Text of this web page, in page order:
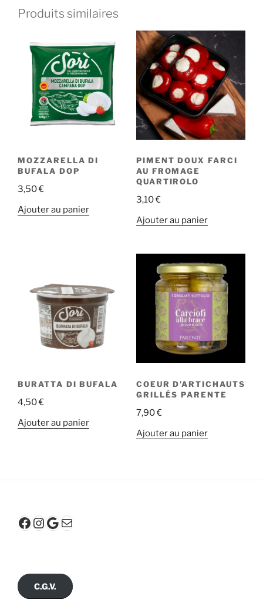
Produits similaires
MOZZARELLA DI
BUFALA DOP
3,50€
Ajouter au panier
PIMENT DOUX FARCI
AU FROMAGE
QUARTIROLO
3,10€
Ajouter au panier
BURATTA DI BUFALA
4,50€
Ajouter au panier
COEUR D’ARTICHAUTS
GRILLÉS PARENTE
7,90€
Ajouter au panier
Facebook
Instagram
Google
E-mail
C.G.V.